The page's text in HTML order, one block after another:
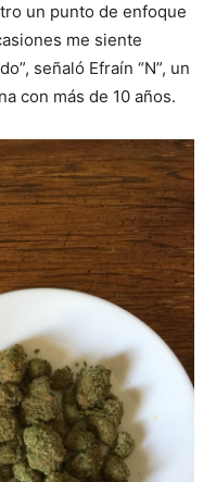
un punto de enfoque
me siente
señaló Efraín “N”, un
con más de 10 años.